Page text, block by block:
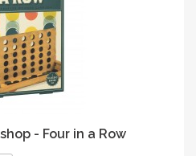
- Four in a Row